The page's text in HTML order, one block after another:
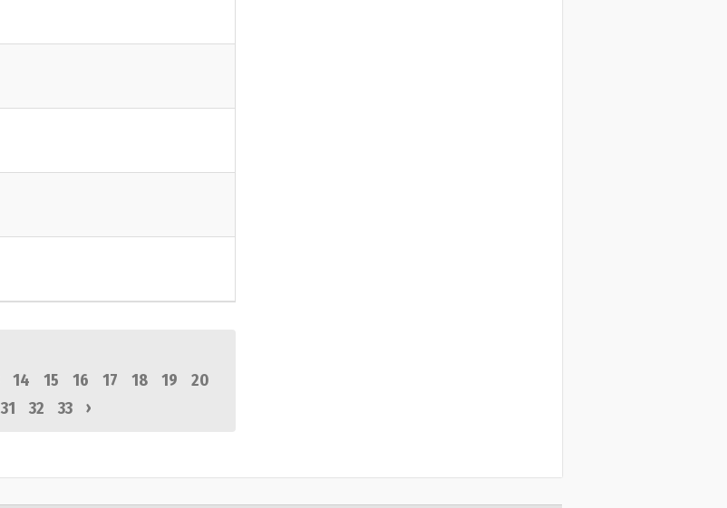
14 15 16 17 18 19
20
31 32 33 ›